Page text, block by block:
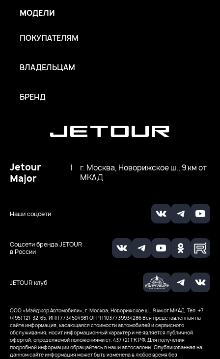
JETOUR клуб
Соцсети бренда JETOUR
в России
Наши соцсети
Jetour
Major
|
г. Москва, Новорижское ш., 9 км от
МКАД
МОДЕЛИ
ПОКУПАТЕЛЯМ
ВЛАДЕЛЬЦАМ
БРЕНД
ООО «Мэйджор Автомобили», г. Москва, Новорижское ш., 9 км от МКАД. Тел. +7
(495) 121-32-65, ИНН 7734504981 ОГРН 1037739934286Вся представленная на
сайте информация, касающаяся стоимости автомобилей и сервисного
обслуживания, носит информационный характер и не является публичной
офертой, определяемой положениями ст. 437 (2) ГК РФ. Для получения
подробной информации обращайтесь в наши автосалоны. Опубликованная на
данном сайте информация может быть изменена в любое время без